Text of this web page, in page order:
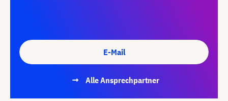
E-Mail
Alle Ansprechpartner